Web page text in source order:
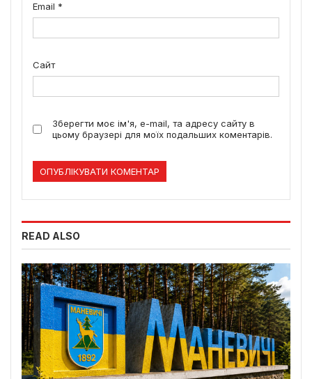
Email *
Сайт
Зберегти моє ім'я, e-mail, та адресу сайту в
цьому браузері для моїх подальших коментарів.
READ ALSO